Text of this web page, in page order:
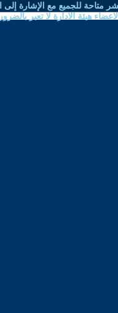
متاحة للجميع مع الإشارة إلى
هيئة الادارة لا تعبر